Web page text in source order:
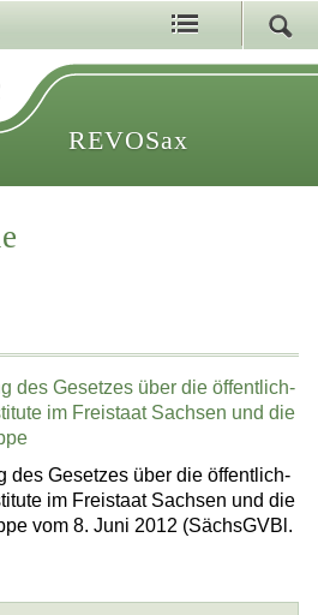
REVOSax
des Gesetzes über die öffentlich-
im Freistaat Sachsen und die
des Gesetzes über die öffentlich-
im Freistaat Sachsen und die
vom 8. Juni 2012 (SächsGVBl.